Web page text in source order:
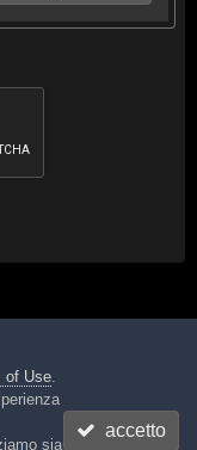
Cookies
of Use.
sia
accetto